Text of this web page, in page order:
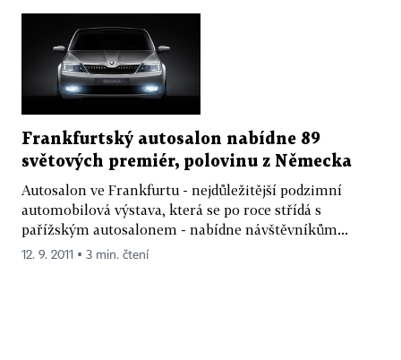
Frankfurtský autosalon nabídne 89
světových premiér, polovinu z Německa
Autosalon ve Frankfurtu - nejdůležitější podzimní
automobilová výstava, která se po roce střídá s
pařížským autosalonem - nabídne návštěvníkům...
12. 9. 2011 ▪ 3 min. čtení